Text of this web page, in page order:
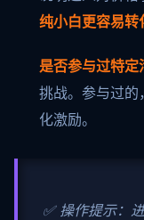
纯小白更容易转
是否参与过特定
挑战。参与过的
化激励。
✅ 操作提示：